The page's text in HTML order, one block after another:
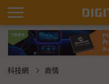
科技網 商情